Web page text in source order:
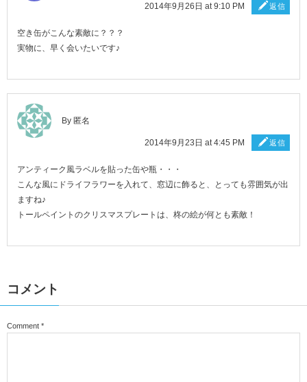
2014年9月26日 at 9:10 PM 返信
空き缶がこんな素敵に？？？
実物に、早く会いたいです♪
By 匿名
2014年9月23日 at 4:45 PM 返信
アンティーク風ラベルを貼った缶や瓶・・・
こんな風にドライフラワーを入れて、窓辺に飾ると、とっても雰囲気が出
ますね♪
トールペイントのクリスマスプレートは、柊の絵が何とも素敵！
コメント
Comment *